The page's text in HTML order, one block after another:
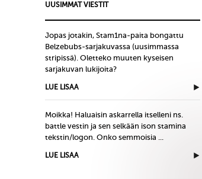
UUSIMMAT VIESTIT
Jopas jotakin, Stam1na-paita bongattu
Belzebubs-sarjakuvassa (uusimmassa
stripissä). Oletteko muuten kyseisen
sarjakuvan lukijoita?
LUE LISAA
Moikka! Haluaisin askarrella itselleni ns.
battle vestin ja sen selkään ison stamina
tekstin/logon. Onko semmoisia ...
LUE LISAA